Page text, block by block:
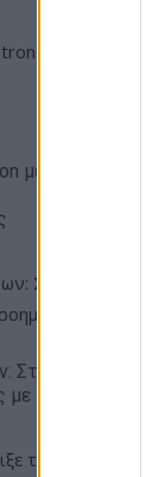
με στόχο
Στις 21:00 της
τη Λιθουανία